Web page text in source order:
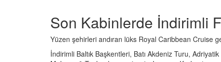
Son Kabinlerde İndirimli
Yüzen şehirleri andıran lüks Royal Caribbean Cruise
İndirimli Baltık Başkentleri, Batı Akdeniz Turu,